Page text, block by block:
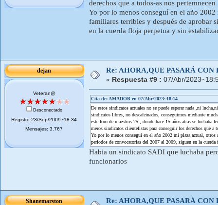
derechos que a todos-as nos pertemnecen
Yo por lo menos conseguí en el año
familiares terribles y después de aprobar
en la cuerda floja perpetua y sin
dejan
Veteran@
Desconectado
Registro:23/Sep/2009~18:34
Mensajes: 3.767
Re: AHORA,QUE PASARÁ
« Respuesta #9 : 07/Abr/
Cita de: AMADOR en 07/Abr/2023~18:14
De estos sindicatos actuales no se puede esperar nada ,ni
sindicatos libres, no descafeinados, conseguimos mediante
este foro de maestros 25 , donde hace 15 años atras se
meros sindicatos clientelistas para conseguir los derechos que a
Yo por lo menos conseguí en el año 2002 mi plaza actual, otros
periodos de convocatorias del 2007 al 2009, siguen en la
Habia un sindicato SADI que luchaba
funcionarios
Shanemarston Re: AHORA,QUE PASARÁ